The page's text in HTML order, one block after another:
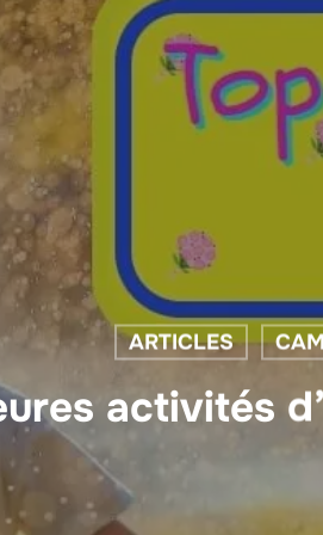
ARTICLES
activités